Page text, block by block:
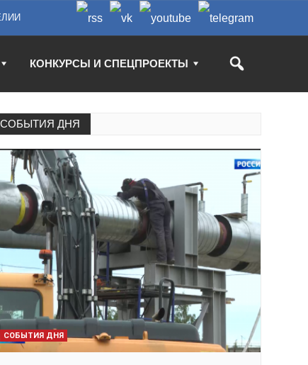
КОНКУРСЫ И СПЕЦПРОЕКТЫ
СОБЫТИЯ ДНЯ
СОБЫТИЯ ДНЯ